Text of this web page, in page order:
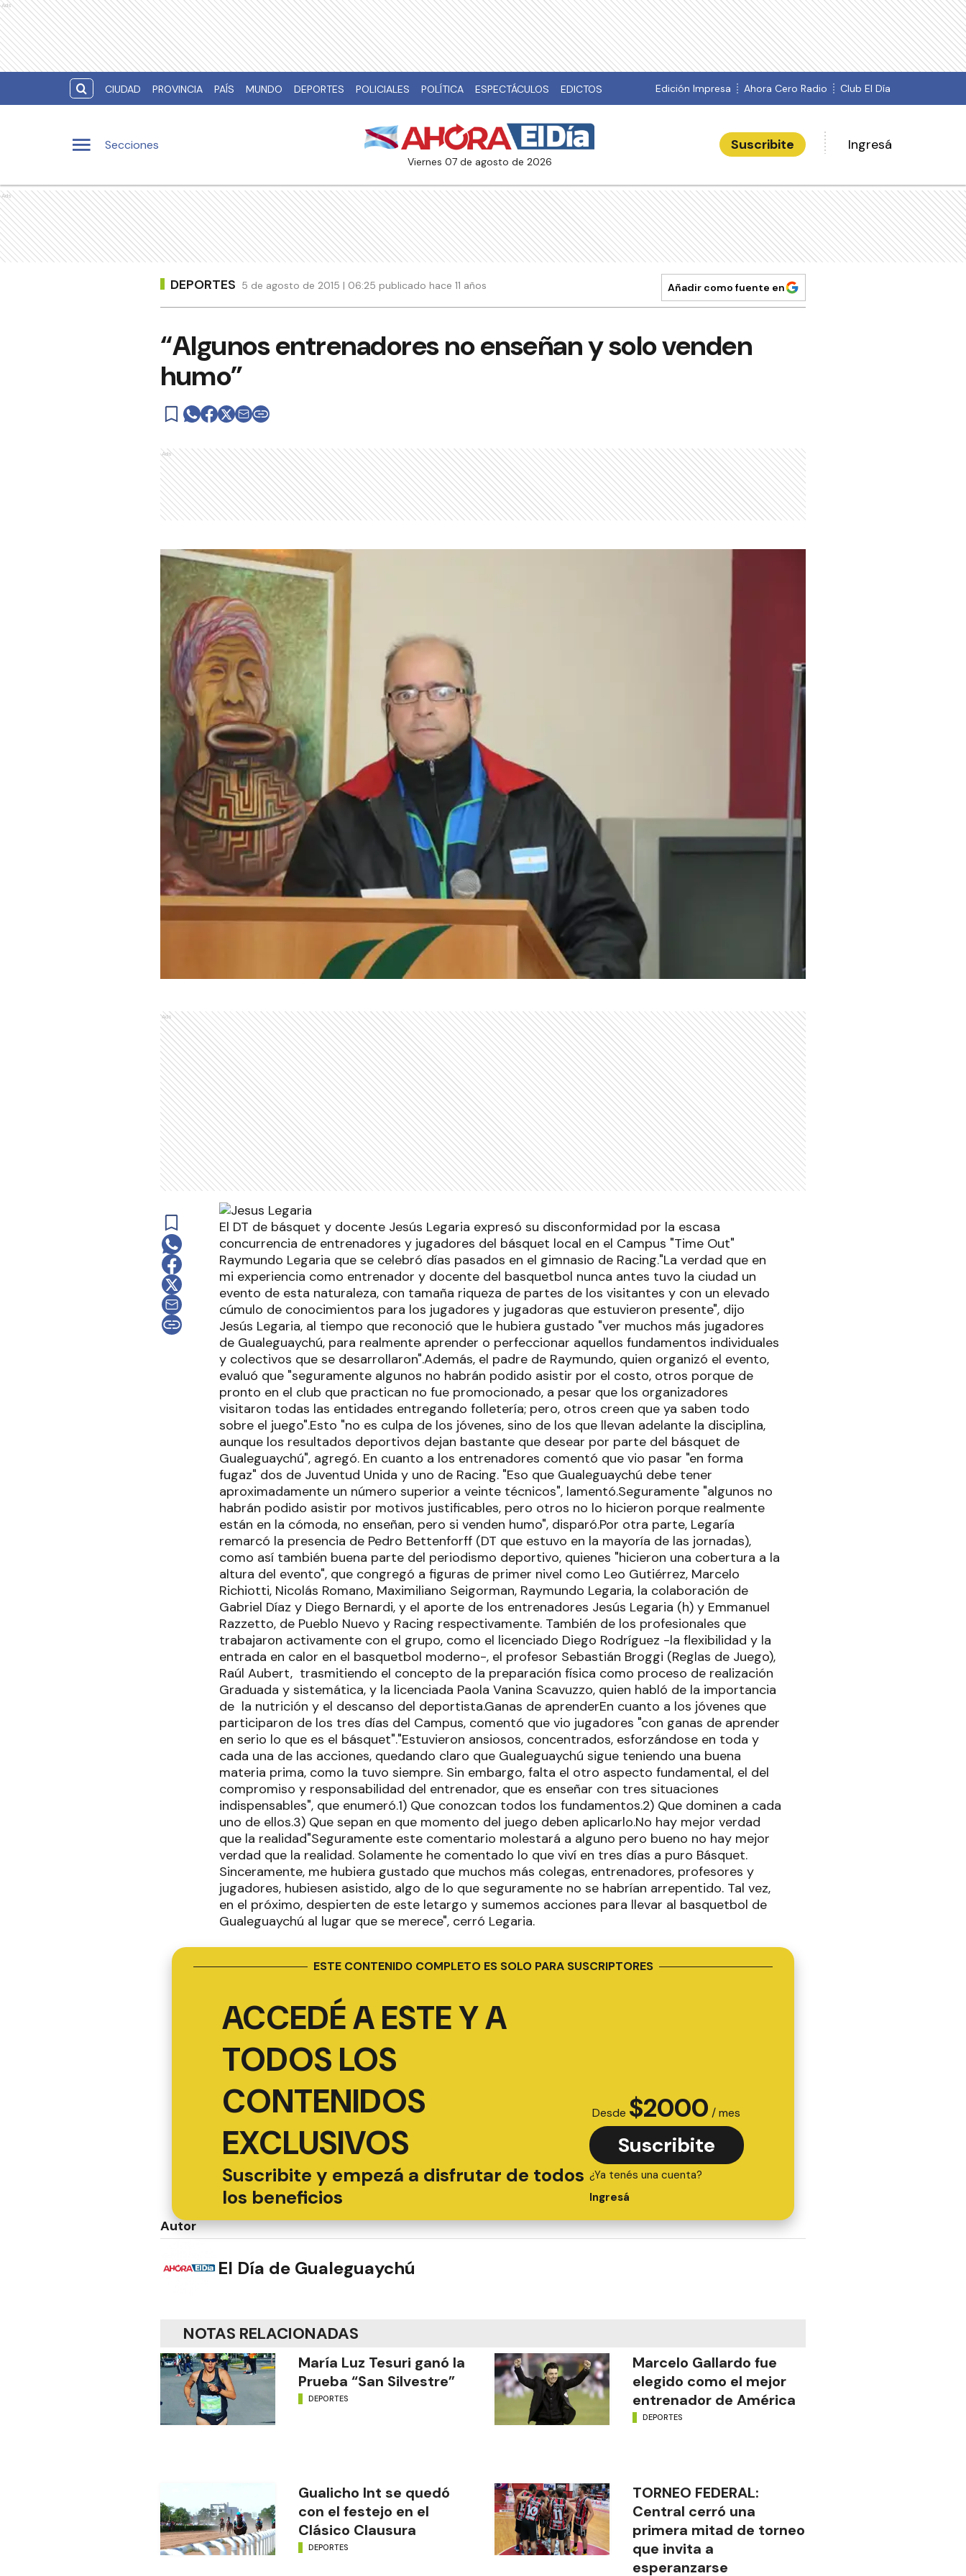
Ads
CIUDAD PROVINCIA PAÍS MUNDO DEPORTES POLICIALES POLÍTICA ESPECTÁCULOS EDICTOS Edición Impresa Ahora Cero Radio Club El Día
Secciones
viernes 07 de agosto de 2026
Suscribite Ingresá
Ads
DEPORTES 5 de agosto de 2015 | 06:25 publicado hace 11 años Añadir como fuente en
“Algunos entrenadores no enseñan y solo venden
humo”
Ads
Ads
El DT de básquet y docente Jesús Legaria expresó su disconformidad por la escasa
concurrencia de entrenadores y jugadores del básquet local en el Campus "Time Out"
Raymundo Legaria que se celebró días pasados en el gimnasio de Racing."La verdad que en
mi experiencia como entrenador y docente del basquetbol nunca antes tuvo la ciudad un
evento de esta naturaleza, con tamaña riqueza de partes de los visitantes y con un elevado
cúmulo de conocimientos para los jugadores y jugadoras que estuvieron presente", dijo
Jesús Legaria, al tiempo que reconoció que le hubiera gustado "ver muchos más jugadores
de Gualeguaychú, para realmente aprender o perfeccionar aquellos fundamentos individuales
y colectivos que se desarrollaron".Además, el padre de Raymundo, quien organizó el evento,
evaluó que "seguramente algunos no habrán podido asistir por el costo, otros porque de
pronto en el club que practican no fue promocionado, a pesar que los organizadores
visitaron todas las entidades entregando folletería; pero, otros creen que ya saben todo
sobre el juego".Esto "no es culpa de los jóvenes, sino de los que llevan adelante la disciplina,
aunque los resultados deportivos dejan bastante que desear por parte del básquet de
Gualeguaychú", agregó. En cuanto a los entrenadores comentó que vio pasar "en forma
fugaz" dos de Juventud Unida y uno de Racing. "Eso que Gualeguaychú debe tener
aproximadamente un número superior a veinte técnicos", lamentó.Seguramente "algunos no
habrán podido asistir por motivos justificables, pero otros no lo hicieron porque realmente
están en la cómoda, no enseñan, pero si venden humo", disparó.Por otra parte, Legaría
remarcó la presencia de Pedro Bettenforff (DT que estuvo en la mayoría de las jornadas),
como así también buena parte del periodismo deportivo, quienes "hicieron una cobertura a la
altura del evento", que congregó a figuras de primer nivel como Leo Gutiérrez, Marcelo
Richiotti, Nicolás Romano, Maximiliano Seigorman, Raymundo Legaria, la colaboración de
Gabriel Díaz y Diego Bernardi, y el aporte de los entrenadores Jesús Legaria (h) y Emmanuel
Razzetto, de Pueblo Nuevo y Racing respectivamente. También de los profesionales que
trabajaron activamente con el grupo, como el licenciado Diego Rodríguez -la flexibilidad y la
entrada en calor en el basquetbol moderno-, el profesor Sebastián Broggi (Reglas de Juego),
Raúl Aubert, trasmitiendo el concepto de la preparación física como proceso de realización
Graduada y sistemática, y la licenciada Paola Vanina Scavuzzo, quien habló de la importancia
de la nutrición y el descanso del deportista.Ganas de aprenderEn cuanto a los jóvenes que
participaron de los tres días del Campus, comentó que vio jugadores "con ganas de aprender
en serio lo que es el básquet"."Estuvieron ansiosos, concentrados, esforzándose en toda y
cada una de las acciones, quedando claro que Gualeguaychú sigue teniendo una buena
materia prima, como la tuvo siempre. Sin embargo, falta el otro aspecto fundamental, el del
compromiso y responsabilidad del entrenador, que es enseñar con tres situaciones
indispensables", que enumeró.1) Que conozcan todos los fundamentos.2) Que dominen a cada
uno de ellos.3) Que sepan en que momento del juego deben aplicarlo.No hay mejor verdad
que la realidad"Seguramente este comentario molestará a alguno pero bueno no hay mejor
verdad que la realidad. Solamente he comentado lo que viví en tres días a puro Básquet.
Sinceramente, me hubiera gustado que muchos más colegas, entrenadores, profesores y
jugadores, hubiesen asistido, algo de lo que seguramente no se habrían arrepentido. Tal vez,
en el próximo, despierten de este letargo y sumemos acciones para llevar al basquetbol de
Gualeguaychú al lugar que se merece", cerró Legaria.
ESTE CONTENIDO COMPLETO ES SOLO PARA SUSCRIPTORES
ACCEDÉ A ESTE Y A
TODOS LOS
CONTENIDOS
EXCLUSIVOS
Suscribite y empezá a disfrutar de todos
los beneficios
Desde $2000 / mes
Suscribite
¿Ya tenés una cuenta?
Ingresá
Autor
El Día de Gualeguaychú
NOTAS RELACIONADAS
María Luz Tesuri ganó la
Prueba “San Silvestre”
DEPORTES
Marcelo Gallardo fue
elegido como el mejor
entrenador de América
DEPORTES
Gualicho Int se quedó
con el festejo en el
Clásico Clausura
DEPORTES
TORNEO FEDERAL:
Central cerró una
primera mitad de torneo
que invita a
esperanzarse